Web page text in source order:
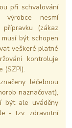
při schvalování
výrobce nesmí
(zákaz
být schopen
veškeré platné
kontroluje
(SZPI).
léčebnou
naznačovat),
být ale uváděny
- tzv. zdravotní